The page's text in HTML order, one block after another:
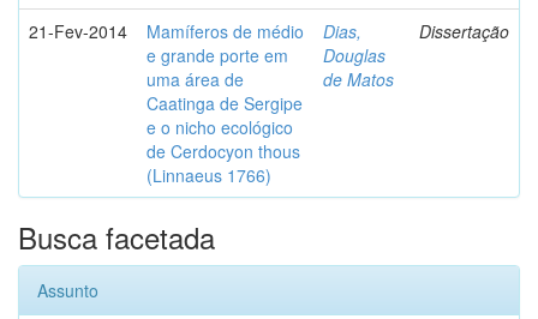
21-Fev-2014
Mamíferos de médio
e grande porte em
uma área de
Caatinga de Sergipe
e o nicho ecológico
de Cerdocyon thous
(Linnaeus 1766)
Dias,
Douglas
de Matos
Dissertação
Busca facetada
Assunto